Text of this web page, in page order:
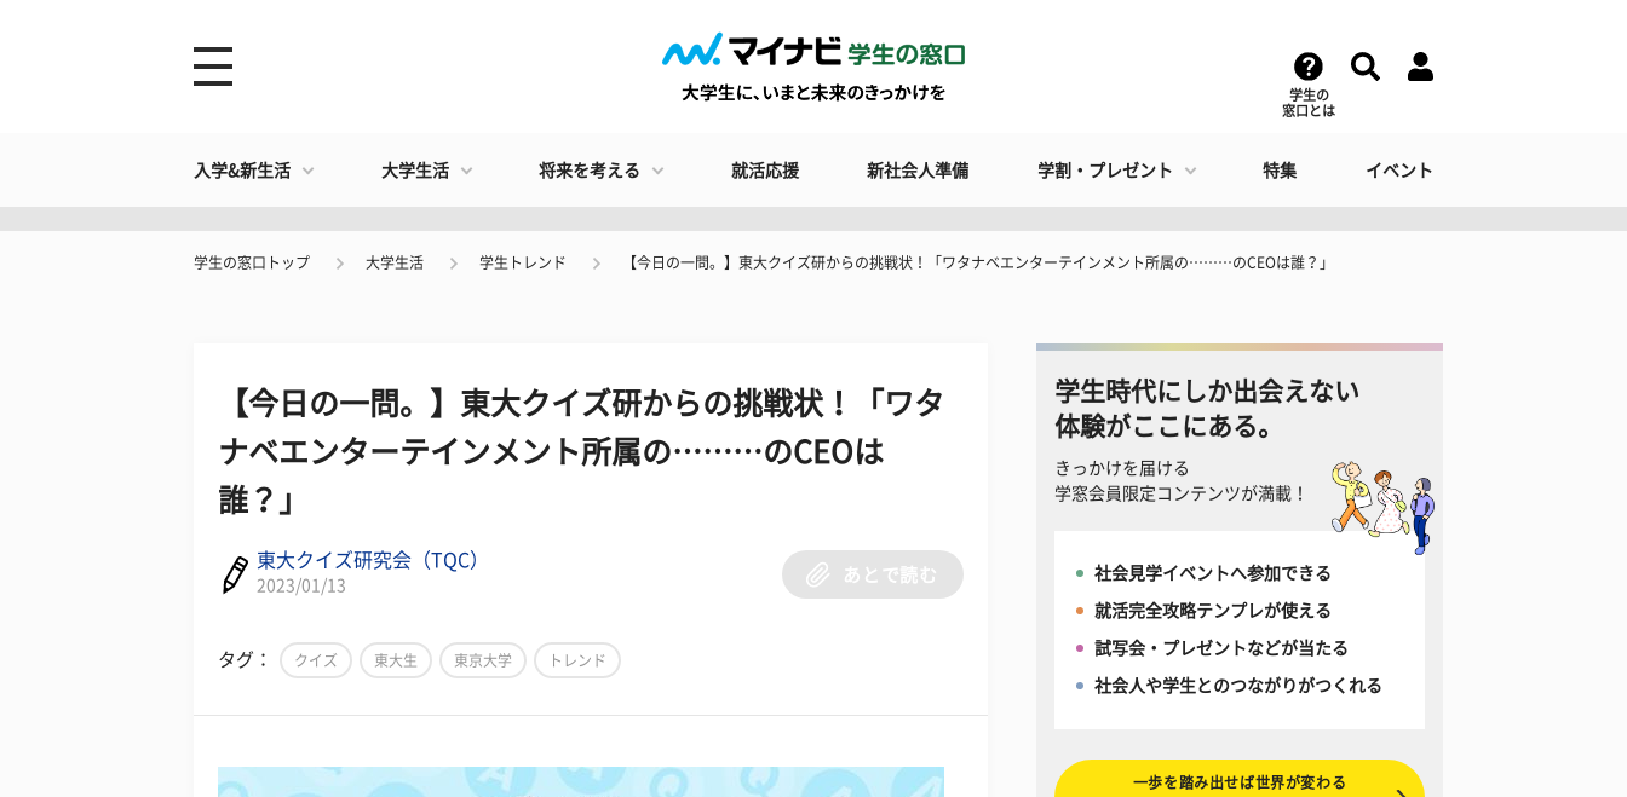
学生の
窓口とは
入学&新生活 大学生活 将来を考える 就活応援 新社会人準備 学割・プレゼント 特集 イベント
学生の窓口トップ 大学生活 学生トレンド 【今日の一問。】東大クイズ研からの挑戦状！「ワタナベエンターテインメント所属の………のCEOは誰？」
【今日の一問。】東大クイズ研からの挑戦状！「ワタ
ナベエンターテインメント所属の………のCEOは
誰？」
東大クイズ研究会（TQC）
2023/01/13
あとで読む
タグ： クイズ 東大生 東京大学 トレンド
学生時代にしか出会えない
体験がここにある。
きっかけを届ける
学窓会員限定コンテンツが満載！
社会見学イベントへ参加できる
就活完全攻略テンプレが使える
試写会・プレゼントなどが当たる
社会人や学生とのつながりがつくれる
一歩を踏み出せば世界が変わる